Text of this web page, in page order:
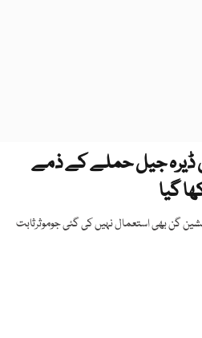
ڈیرہ جیل حملے کے ذمے
گیا
گن بھی استعمال نہیں کی گئی جوموثرثابت